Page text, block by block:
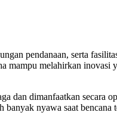
pendanaan, serta
mampu melahirkan inovasi
dan dimanfaatkan secara
nyawa saat